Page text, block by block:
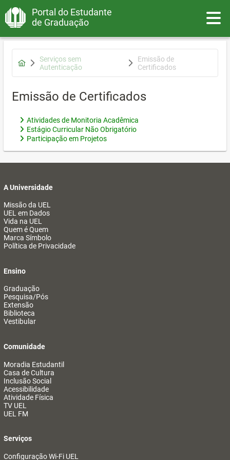
Portal do Estudante
de Graduação
Serviços sem
Autenticação
Emissão de
Certificados
Emissão de Certificados
Atividades de Monitoria Acadêmica
Estágio Curricular Não Obrigatório
Participação em Projetos
A Universidade
Missão da UEL
UEL em Dados
Vida na UEL
Quem é Quem
Marca Símbolo
Política de Privacidade
Ensino
Graduação
Pesquisa/Pós
Extensão
Biblioteca
Vestibular
Comunidade
Moradia Estudantil
Casa de Cultura
Inclusão Social
Acessibilidade
Atividade Física
TV UEL
UEL FM
Serviços
Configuração Wi-Fi UEL